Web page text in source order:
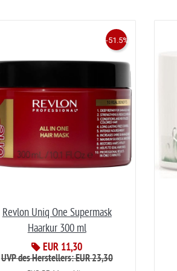
Revlon Uniq One Supermask
Haarkur 300 ml
EUR 11,30
-51.5%
UVP des Herstellers: EUR 23,30